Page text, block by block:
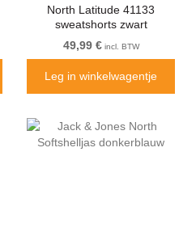
North Latitude 41133
sweatshorts zwart
49,99 €incl. BTW
Leg in winkelwagentje